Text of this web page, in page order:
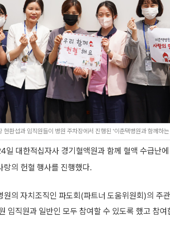
환섭과 임직원들이 병원 주차장에서 진행된 '이춘택병원과 함께하
일 대한적십자사 경기혈액원과 함께 혈액 수급난
랑의 헌혈 행사를 진행했다.
원의 자치조직인 파도회(파트너 도움위원회)의 주
임직원과 일반인 모두 참여할 수 있도록 했고 참